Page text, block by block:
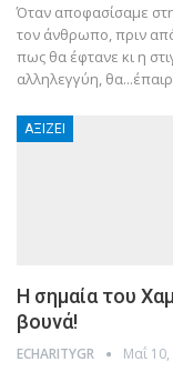
Όταν αποφασίσαμε
τον άνθρωπο, πριν
πως θα έφτανε κι η
αλληλεγγύη,
ΑΞΊΖΕΙ
Η σημαία του
βουνά!
ECHARITYGR Μαΐ 10,